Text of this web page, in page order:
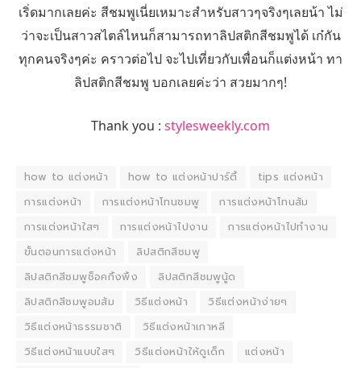
เริ่ดมากเลยค่ะ สีชมพูเนี่ยเหมาะสำหรับสาวๆจริงๆเลยน้า ไม่
ว่าจะเป็นสาวสไตล์ไหนก็สามารถทาลิปสติกสีชมพูได้ เก๋กัน
ทุกคนจริงๆค่ะ คราวต่อไป จะไปเที่ยวกับเพื่อนก็แต่งหน้า ทา
ลิปสติกสีชมพู บอกเลยค่ะว่า สวยมากๆ!
Thank you : stylesweekly.com
how to แต่งหน้า how to แต่งหน้าปาร์ตี้
tips แต่งหน้า
การแต่งหน้า
การแต่งหน้าโทนชมพู
การแต่งหน้าโทนส้ม
การแต่งหน้าใสๆ
การแต่งหน้าไปงาน
การแต่งหน้าไปทํางาน
ขั้นตอนการแต่งหน้า
ลิปสติกสีชมพู
ลิปสติกสีชมพูช็อคกิ้งพิ้ง
ลิปสติกสีชมพูนู้ด
ลิปสติกสีชมพูอมส้ม
วิธีแต่งหน้า
วิธีแต่งหน้าง่ายๆ
วิธีแต่งหน้าธรรมชาติ
วิธีแต่งหน้าเกาหลี
วิธีแต่งหน้าแบบใสๆ
วิธีแต่งหน้าให้ดูเด็ก
แต่งหน้า